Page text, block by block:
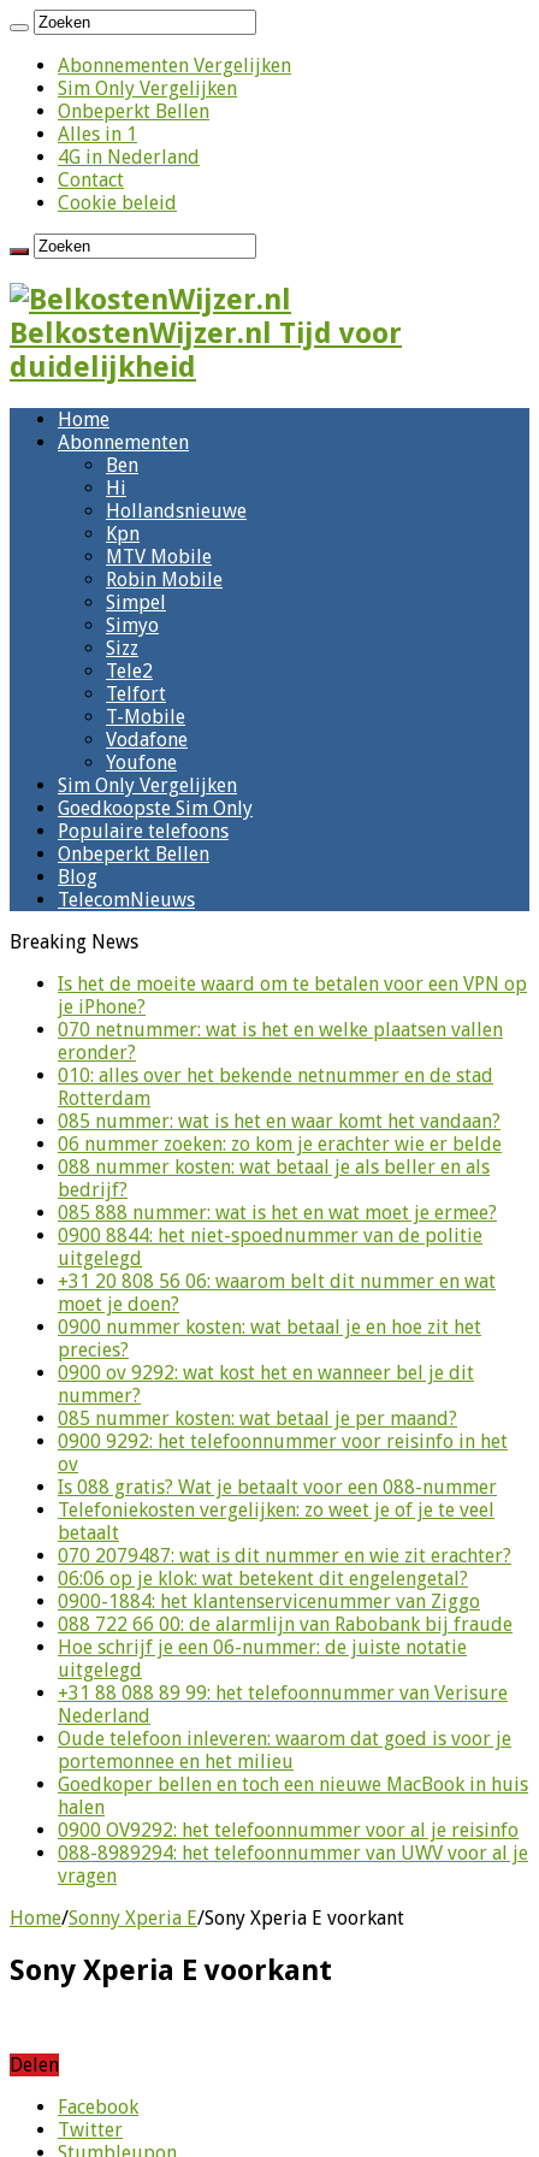
Abonnementen Vergelijken
Sim Only Vergelijken
Onbeperkt Bellen
Alles in 1
4G in Nederland
Contact
Cookie beleid
BelkostenWijzer.nl Tijd voor
duidelijkheid
Home
Abonnementen
Ben
Hi
Hollandsnieuwe
Kpn
MTV Mobile
Robin Mobile
Simpel
Simyo
Sizz
Tele2
Telfort
T-Mobile
Vodafone
Youfone
Sim Only Vergelijken
Goedkoopste Sim Only
Populaire telefoons
Onbeperkt Bellen
Blog
TelecomNieuws
Breaking News
Is het de moeite waard om te betalen voor een VPN op
je iPhone?
070 netnummer: wat is het en welke plaatsen vallen
eronder?
010: alles over het bekende netnummer en de stad
Rotterdam
085 nummer: wat is het en waar komt het vandaan?
06 nummer zoeken: zo kom je erachter wie er belde
088 nummer kosten: wat betaal je als beller en als
bedrijf?
085 888 nummer: wat is het en wat moet je ermee?
0900 8844: het niet-spoednummer van de politie
uitgelegd
+31 20 808 56 06: waarom belt dit nummer en wat
moet je doen?
0900 nummer kosten: wat betaal je en hoe zit het
precies?
0900 ov 9292: wat kost het en wanneer bel je dit
nummer?
085 nummer kosten: wat betaal je per maand?
0900 9292: het telefoonnummer voor reisinfo in het
ov
Is 088 gratis? Wat je betaalt voor een 088-nummer
Telefoniekosten vergelijken: zo weet je of je te veel
betaalt
070 2079487: wat is dit nummer en wie zit erachter?
06:06 op je klok: wat betekent dit engelengetal?
0900-1884: het klantenservicenummer van Ziggo
088 722 66 00: de alarmlijn van Rabobank bij fraude
Hoe schrijf je een 06-nummer: de juiste notatie
uitgelegd
+31 88 088 89 99: het telefoonnummer van Verisure
Nederland
Oude telefoon inleveren: waarom dat goed is voor je
portemonnee en het milieu
Goedkoper bellen en toch een nieuwe MacBook in huis
halen
0900 OV9292: het telefoonnummer voor al je reisinfo
088-8989294: het telefoonnummer van UWV voor al je
vragen
Home/Sonny Xperia E/Sony Xperia E voorkant
Sony Xperia E voorkant
Delen
Facebook
Twitter
Stumbleupon